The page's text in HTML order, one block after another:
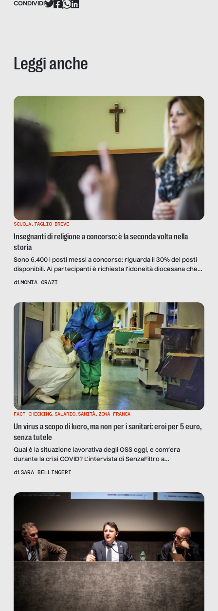
CONDIVIDI
Leggi anche
SCUOLA,TAGLIO BREVE
Insegnanti di religione a concorso: è la seconda volta nella
storia
Sono 6.400 i posti messi a concorso: riguarda il 30% dei posti
disponibili. Ai partecipanti è richiesta l’idoneità diocesana che
già in precedenza era alla base dell’abilitazione. Nel frattempo, il
diMONIA ORAZI
FACT CHECKING, SALARIO, SANITÀ, ZONA FRANCA
Un virus a scopo di lucro, ma non per i sanitari: eroi per 5 euro,
senza tutele
Qual è la situazione lavorativa degli OSS oggi, e com’era
durante la crisi COVID? L’intervista di SenzaFiltro a
un’operatrice sanitaria: “Nessun supporto, turni impossibili e
non assumono”.
diSARA BELLINGERI